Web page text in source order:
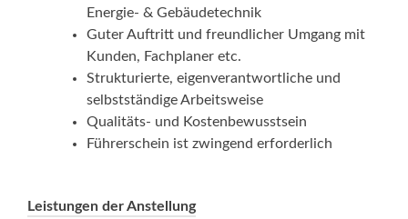
Energie- & Gebäudetechnik
Guter Auftritt und freundlicher Umgang mit
Kunden, Fachplaner etc.
Strukturierte, eigenverantwortliche und
selbstständige Arbeitsweise
Qualitäts- und Kostenbewusstsein
Führerschein ist zwingend erforderlich
Leistungen der Anstellung